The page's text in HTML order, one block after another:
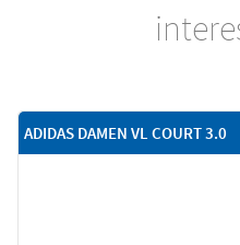
ADIDAS DAMEN VL COURT 3.0